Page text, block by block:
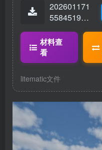
202601171
55845199-
matic
材料查
看
litematic文件